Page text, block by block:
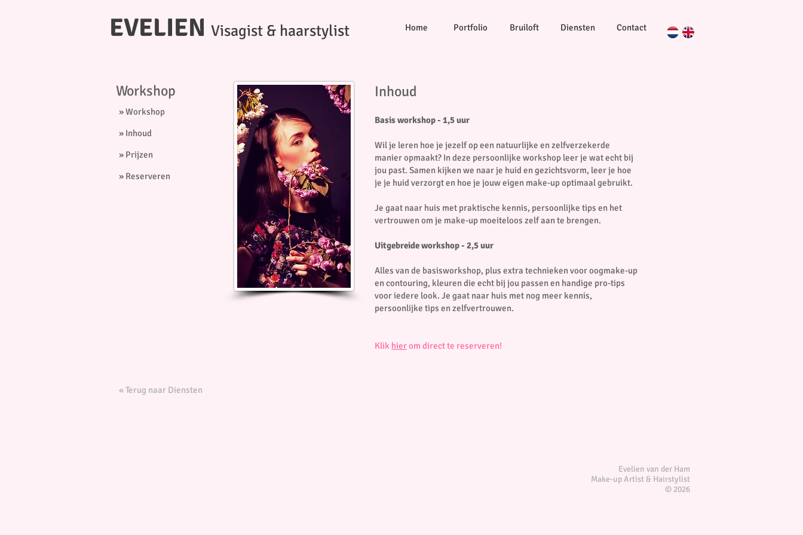
EVELIEN Visagist & haarstylist Diensten Contact
Bruiloft
Portfolio
Home
Workshop
» Workshop
» Inhoud
» Prijzen
» Reserveren
Inhoud
Basis workshop - 1,5 uur
Wil je leren hoe je jezelf op een natuurlijke en zelfverzekerde
manier opmaakt? In deze persoonlijke workshop leer je wat echt bij
jou past. Samen kijken we naar je huid en gezichtsvorm, leer je hoe
je je huid verzorgt en hoe je jouw eigen make-up optimaal gebruikt.
Je gaat naar huis met praktische kennis, persoonlijke tips en het
vertrouwen om je make-up moeiteloos zelf aan te brengen.
Uitgebreide workshop - 2,5 uur
Alles van de basisworkshop, plus extra technieken voor oogmake-up
en contouring, kleuren die echt bij jou passen en handige pro-tips
voor iedere look. Je gaat naar huis met nog meer kennis,
persoonlijke tips en zelfvertrouwen.
Klik hierom direct te reserveren!
« Terug naar Diensten
Evelien van der Ham
Make-up Artist & Hairstylist
© 2026